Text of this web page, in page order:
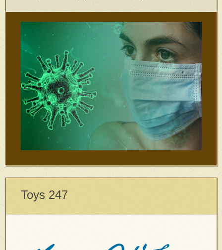
Toys 247